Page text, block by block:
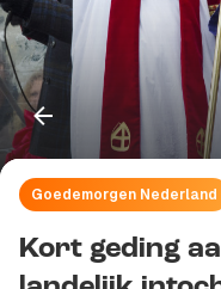
Goedemorgen Nederland
Kort geding